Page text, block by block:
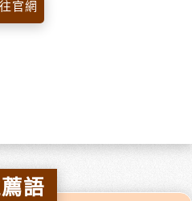
官網
語